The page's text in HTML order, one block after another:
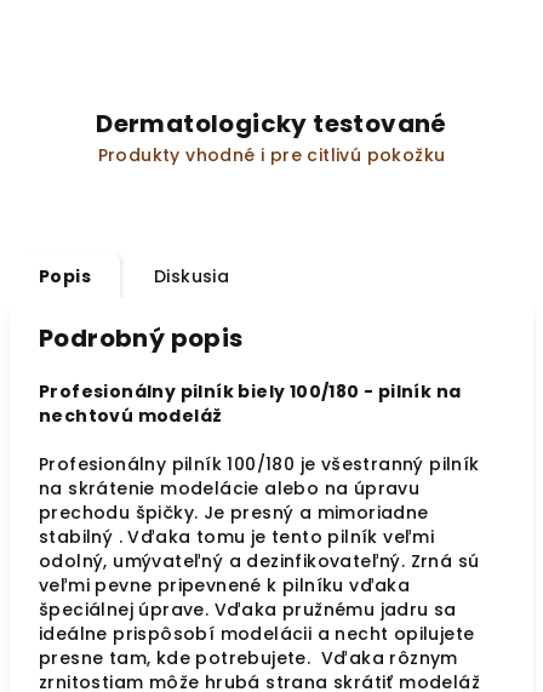
Dermatologicky testované
Produkty vhodné i pre citlivú pokožku
Popis Diskusia
Podrobný popis
Profesionálny pilník biely 100/180 - pilník na
nechtovú modeláž
Profesionálny pilník 100/180 je všestranný pilník
na skrátenie modelácie alebo na úpravu
prechodu špičky. Je presný a mimoriadne
stabilný . Vďaka tomu je tento pilník veľmi
odolný, umývateľný a dezinfikovateľný. Zrná sú
veľmi pevne pripevnené k pilníku vďaka
špeciálnej úprave. Vďaka pružnému jadru sa
ideálne prispôsobí modelácii a necht opilujete
presne tam, kde potrebujete. Vďaka rôznym
zrnitostiam môže hrubá strana skrátiť modeláž